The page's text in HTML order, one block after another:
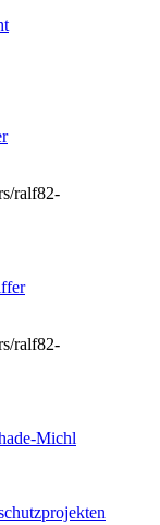
ralf82-
ralf82-
Michl